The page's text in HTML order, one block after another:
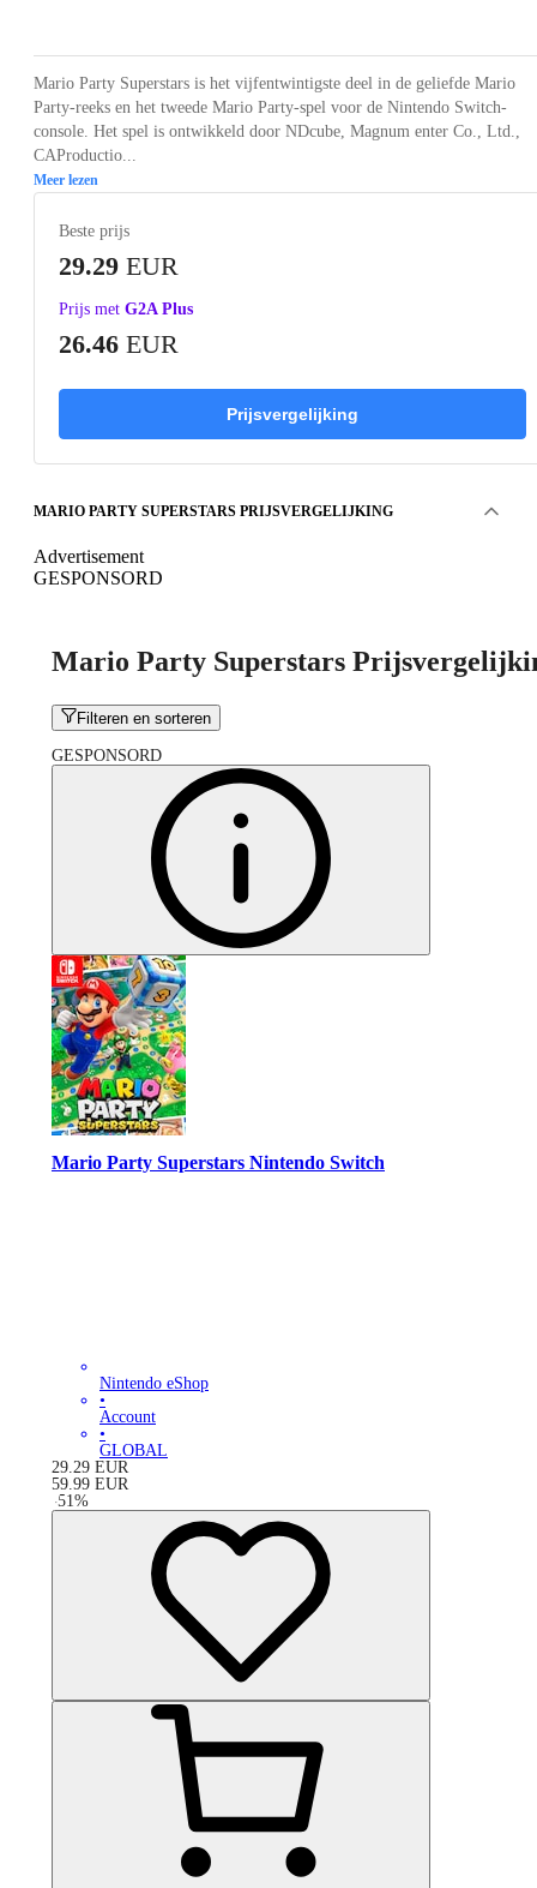
Mario Party Superstars is het vijfentwintigste deel in de geliefde Mario
Party-reeks en het tweede Mario Party-spel voor de Nintendo Switch-
console. Het spel is ontwikkeld door NDcube, Magnum enter Co., Ltd.,
CAProductio...
Meer lezen
Beste prijs
29.29 EUR
Prijs met G2A Plus
26.46 EUR
Prijsvergelijking
MARIO PARTY SUPERSTARS PRIJSVERGELIJKING
Advertisement
GESPONSORD
Mario Party Superstars
Filteren en sorteren
GESPONSORD
Mario Party Superstars Nintendo Switch
Nintendo eShop
•
Account
•
GLOBAL
29.29 EUR
59.99 EUR
-51 %